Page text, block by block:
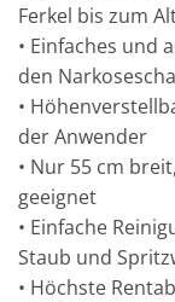
Ferkel bis zum
• Einfaches und
den
•
der Anwender
• Nur 55 cm
geeignet
• Einfache
Staub und
• Höchste